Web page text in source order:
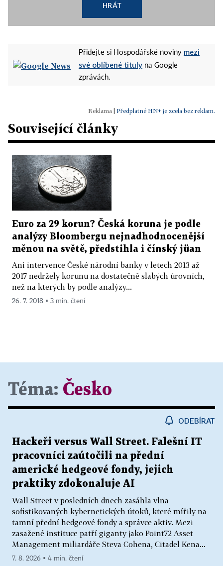
HRÁT
Přidejte si Hospodářské noviny mezi
své oblíbené tituly na Google
zprávách.
| Předplatné HN+ je zcela bez reklam.
Související články
Euro za 29 korun? Česká koruna je podle
analýzy Bloombergu nejnadhodnocenější
měnou na světě, předstihla i čínský jüan
Ani intervence České národní banky v letech 2013 až
2017 nedržely korunu na dostatečně slabých úrovních,
než na kterých by podle analýzy...
26. 7. 2018 ▪ 3 min. čtení
Téma: Česko
ODEBÍRAT
Hackeři versus Wall Street. Falešní IT
pracovníci zaútočili na přední
americké hedgeové fondy, jejich
praktiky zdokonaluje AI
Wall Street v posledních dnech zasáhla vlna
sofistikovaných kybernetických útoků, které mířily na
tamní přední hedgeové fondy a správce aktiv. Mezi
zasažené instituce patří giganty jako Point72 Asset
Management miliardáře Steva Cohena, Citadel Kena...
7. 8. 2026 ▪ 4 min. čtení